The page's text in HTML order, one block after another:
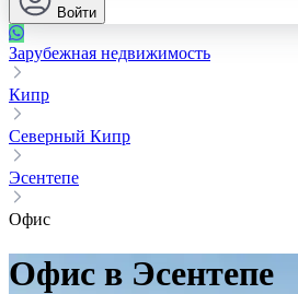
Войти
Зарубежная недвижимость
Кипр
Северный Кипр
Эсентепе
Офис
Офис в Эсентепе